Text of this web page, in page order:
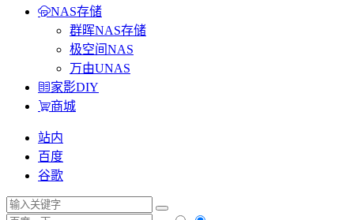
NAS存储
群晖NAS存储
极空间NAS
万由UNAS
家影DIY
商城
站内
百度
谷歌